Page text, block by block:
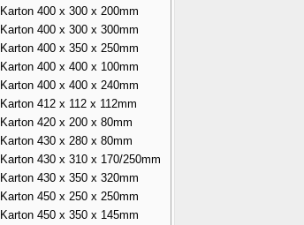
Karton 400 x 300 x 200mm
Karton 400 x 300 x 300mm
Karton 400 x 350 x 250mm
Karton 400 x 400 x 100mm
Karton 400 x 400 x 240mm
Karton 412 x 112 x 112mm
Karton 420 x 200 x 80mm
Karton 430 x 280 x 80mm
Karton 430 x 310 x 170/250mm
Karton 430 x 350 x 320mm
Karton 450 x 250 x 250mm
Karton 450 x 350 x 145mm